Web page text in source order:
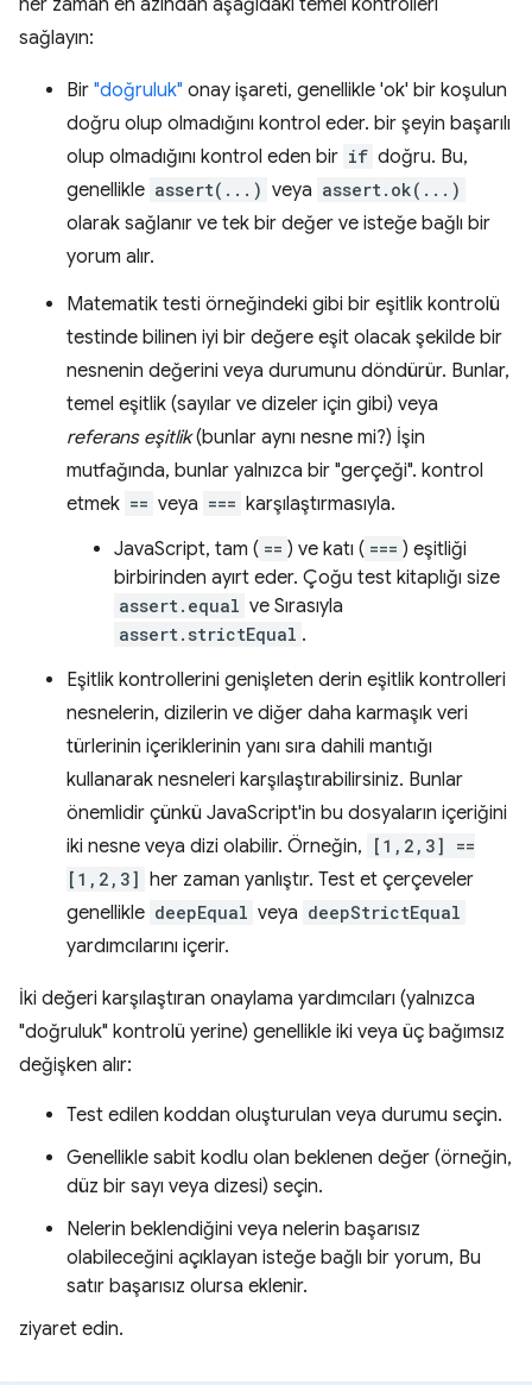
her zaman en azından aşağıdaki temel kontrolleri
sağlayın:
Bir "doğruluk" onay işareti, genellikle 'ok' bir koşulun
doğru olup olmadığını kontrol eder. bir şeyin başarılı
olup olmadığını kontrol eden bir if doğru. Bu,
genellikle assert(...) veya assert.ok(...)
olarak sağlanır ve tek bir değer ve isteğe bağlı bir
yorum alır.
Matematik testi örneğindeki gibi bir eşitlik kontrolü
testinde bilinen iyi bir değere eşit olacak şekilde bir
nesnenin değerini veya durumunu döndürür. Bunlar,
temel eşitlik (sayılar ve dizeler için gibi) veya
referans eşitlik(bunlar aynı nesne mi?) İşin
mutfağında, bunlar yalnızca bir "gerçeği". kontrol
etmek == veya === karşılaştırmasıyla.
JavaScript, tam ( == ) ve katı ( === ) eşitliği
birbirinden ayırt eder. Çoğu test kitaplığı size
assert.equal ve Sırasıyla
assert.strictEqual .
Eşitlik kontrollerini genişleten derin eşitlik kontrolleri
nesnelerin, dizilerin ve diğer daha karmaşık veri
türlerinin içeriklerinin yanı sıra dahili mantığı
kullanarak nesneleri karşılaştırabilirsiniz. Bunlar
önemlidir çünkü JavaScript'in bu dosyaların içeriğini
iki nesne veya dizi olabilir. Örneğin,
[1,2,3] ==
[1,2,3] her zaman yanlıştır. Test et çerçeveler
genellikle deepEqual veya deepStrictEqual
yardımcılarını içerir.
İki değeri karşılaştıran onaylama yardımcıları (yalnızca
"doğruluk" kontrolü yerine) genellikle iki veya üç bağımsız
değişken alır:
Test edilen koddan oluşturulan veya durumu seçin.
Genellikle sabit kodlu olan beklenen değer (örneğin,
düz bir sayı veya dizesi) seçin.
Nelerin beklendiğini veya nelerin başarısız
olabileceğini açıklayan isteğe bağlı bir yorum, Bu
satır başarısız olursa eklenir.
ziyaret edin.